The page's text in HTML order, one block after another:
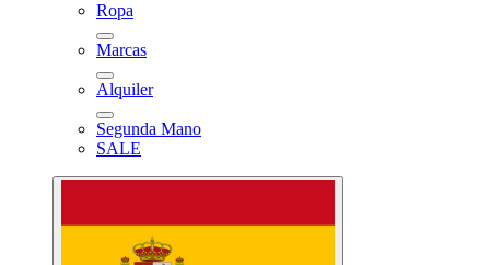
Ropa
Marcas
Alquiler
Segunda Mano
SALE